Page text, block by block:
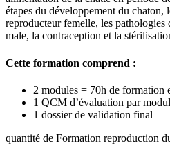
étapes du développement du chaton,
reproducteur femelle, les pathologies
male, la contraception et la
Cette formation comprend :
2 modules = 70h de formation
1 QCM d’évaluation par
1 dossier de validation final
quantité de Formation reproduction